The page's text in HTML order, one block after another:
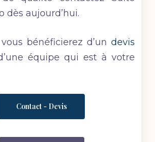
dès aujourd’hui.
bénéficierez d’un devis
équipe qui est à votre
Contact - Devis